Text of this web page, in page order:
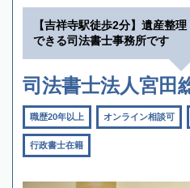
【吉祥寺駅徒歩2分】遺産整
できる司法書士事務所です
司法書士法人宮田
職歴20年以上 オンライン相談可
行政書士在籍